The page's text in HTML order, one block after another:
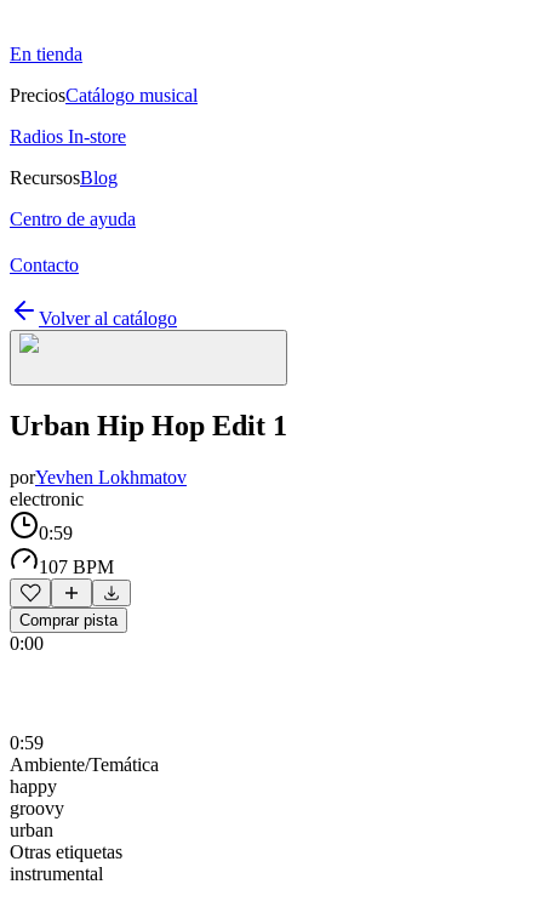
En tienda
PreciosCatálogo musical
Radios In-store
RecursosBlog
Centro de ayuda
Contacto
Volver al catálogo
Urban Hip Hop Edit 1
porYevhen Lokhmatov
electronic
0:59
107 BPM
Comprar pista
0:00
0:59
Ambiente/Temática
happy
groovy
urban
Otras etiquetas
instrumental